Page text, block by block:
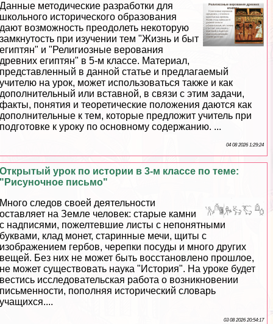
Данные методические разработки для
школьного исторического образования
дают возможность преодолеть некоторую
замкнутость при изучении тем "Жизнь и быт
египтян" и "Религиозные верования
древних египтян" в 5-м классе. Материал,
представленный в данной статье и предлагаемый
учителю на урок, может использоваться также и как
дополнительный или вставной, в связи с этим задачи,
факты, понятия и теоретические положения даются как
дополнительные к тем, которые предложит учитель при
подготовке к уроку по основному содержанию. ...
04 08 2026 1:29:24
Открытый урок по истории в 3-м классе по теме:
"Рисуночное письмо"
Много следов своей деятельности
оставляет на Земле человек: старые камни
с надписями, пожелтевшие листы с непонятными
буквами, клад монет, старинные мечи, щиты с
изображением гербов, черепки посуды и много других
вещей. Без них не может быть восстановлено прошлое,
не может существовать наука "История". На уроке будет
вестись исследовательская работа о возникновении
письменности, пополняя исторический словарь
учащихся....
03 08 2026 20:54:17